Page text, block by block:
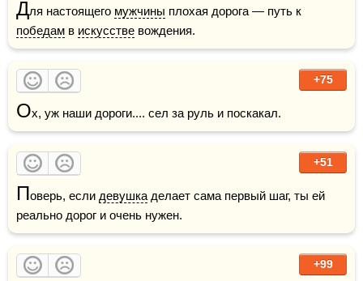
Для настоящего мужчины
победам в искусстве вождения.
+75
Ох, уж наши дороги.... сел за руль и поскакал.
+51
Поверь, если девушка делает сама первый шаг, ты ей
реально дорог и очень нужен.
+99